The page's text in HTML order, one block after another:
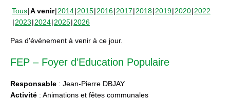
Tous A venir 2014 2015 2016 2017 2018 2019 2020 2022
2023 2024 2025 2026
Pas d'événement à venir à ce jour.
FEP – Foyer d’Education Populaire
Responsable : Jean-Pierre DBJAY
Activité : Animations et fêtes communales